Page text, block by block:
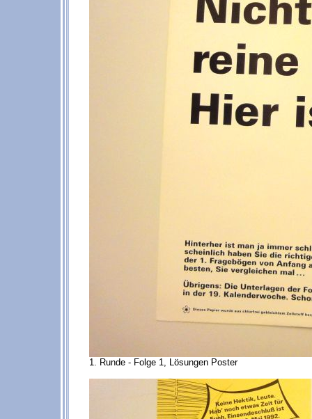
1. Runde - Folge 1, Lösungen Poster